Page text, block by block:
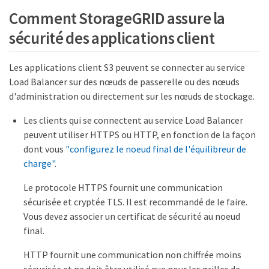
Comment StorageGRID assure la
sécurité des applications client
Les applications client S3 peuvent se connecter au service
Load Balancer sur des nœuds de passerelle ou des nœuds
d'administration ou directement sur les nœuds de stockage.
Les clients qui se connectent au service Load Balancer
peuvent utiliser HTTPS ou HTTP, en fonction de la façon
dont vous "configurez le noeud final de l'équilibreur de
charge".
Le protocole HTTPS fournit une communication
sécurisée et cryptée TLS. Il est recommandé de le faire.
Vous devez associer un certificat de sécurité au noeud
final.
HTTP fournit une communication non chiffrée moins